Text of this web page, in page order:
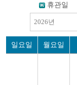
휴관일
일요일 월요일